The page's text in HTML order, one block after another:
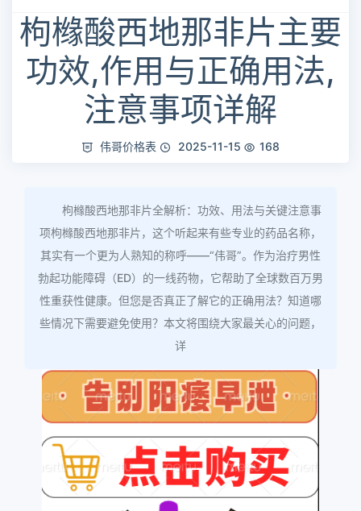
枸橼酸西地那非片主要
功效,作用与正确用法,
注意事项详解
伟哥价格表 2025-11-15 168
枸橼酸西地那非片全解析：功效、用法与关键注意事
项枸橼酸西地那非片，这个听起来有些专业的药品名称，
其实有一个更为人熟知的称呼——“伟哥”。作为治疗男性
勃起功能障碍（ED）的一线药物，它帮助了全球数百万男
性重获性健康。但您是否真正了解它的正确用法？知道哪
些情况下需要避免使用？本文将围绕大家最关心的问题，
详